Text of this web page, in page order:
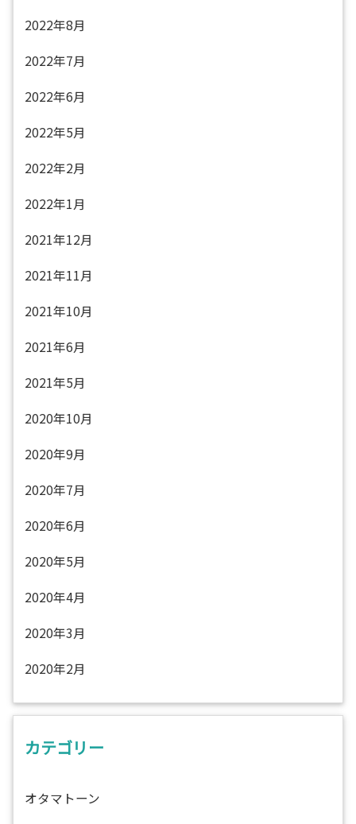
2022年8月
2022年7月
2022年6月
2022年5月
2022年2月
2022年1月
2021年12月
2021年11月
2021年10月
2021年6月
2021年5月
2020年10月
2020年9月
2020年7月
2020年6月
2020年5月
2020年4月
2020年3月
2020年2月
カテゴリー
オタマトーン